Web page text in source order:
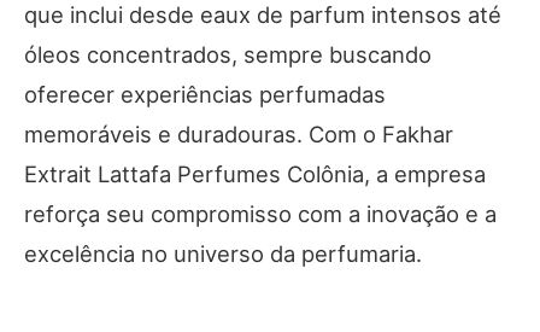
que inclui desde eaux de parfum intensos até
óleos concentrados, sempre buscando
oferecer experiências perfumadas
memoráveis e duradouras. Com o Fakhar
Extrait Lattafa Perfumes Colônia, a empresa
reforça seu compromisso com a inovação e a
excelência no universo da perfumaria.